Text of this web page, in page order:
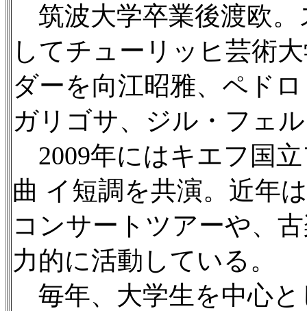
筑波大学卒業後渡欧。
してチューリッヒ芸術
ダーを向江昭雅、ペド
ガリゴサ、ジル・フェ
2009年にはキエフ国
曲 イ短調を共演。近年
コンサートツアーや、
力的に活動している。
毎年、大学生を中心と